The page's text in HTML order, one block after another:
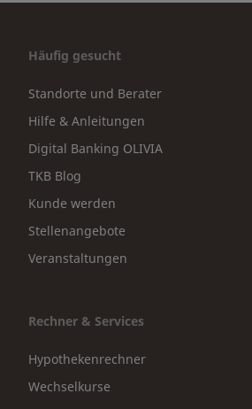
Häufig gesucht
Standorte und Berater
Hilfe & Anleitungen
Digital Banking OLIVIA
TKB Blog
Kunde werden
Stellenangebote
Veranstaltungen
Rechner & Services
Hypothekenrechner
Wechselkurse